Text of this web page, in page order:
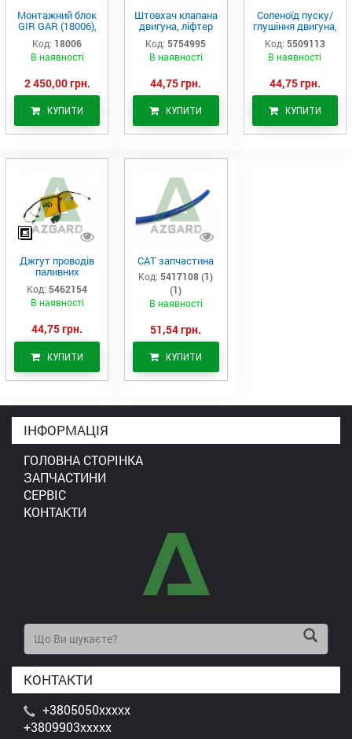
Монтажний блок
GIR GAR (18006),
Аналог
Код: 18006
В наявності
2 450,00 грн.
КУПИТИ
Штовхач клапана
двигуна, ліфтер
(575-4995)
Код: 5754995
В наявності
44,75 грн.
КУПИТИ
Соленоїд пуску/
глушіння двигуна,
актуатор (550-
9113)
Код: 5509113
В наявності
44,75 грн.
КУПИТИ
Джгут проводів
паливних
форсунок CAT
C7/C9 (546-2154)
Код: 5462154
В наявності
44,75 грн.
КУПИТИ
САТ запчастина
Код: 5417108 (1)
(1)
В наявності
51,54 грн.
КУПИТИ
ІНФОРМАЦІЯ
ГОЛОВНА СТОРІНКА
ЗАПЧАСТИНИ
СЕРВІС
КОНТАКТИ
КОНТАКТИ
+3805050xxxxx
+3809903xxxxx